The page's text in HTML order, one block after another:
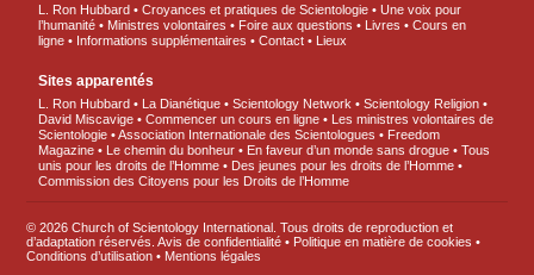
L. Ron Hubbard Croyances et pratiques de Scientologie
Une voix pour
l’humanité
Ministres volontaires Foire aux questions Livres
Cours en
ligne
Informations supplémentaires Contact Lieux
Sites apparentés
L. Ron Hubbard La Dianétique Scientology Network
Scientology Religion
David Miscavige
Commencer un cours en ligne
Les ministres volontaires de
Scientologie
Association Internationale des Scientologues
Freedom
Magazine
Le chemin du bonheur En faveur d’un monde sans drogue
Tous
unis pour les droits de l’Homme
Des jeunes pour les droits de l’Homme
Commission des Citoyens pour les Droits de l’Homme
© 2026 Church of Scientology International. Tous droits de reproduction et
d’adaptation réservés.Avis de confidentialité • Politique en matière de cookies •
Conditions d’utilisation • Mentions légales